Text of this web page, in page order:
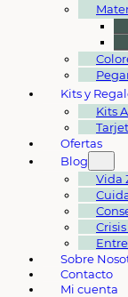
Kits y
Kits
Ofertas
Blog
Vida
Sobre
Contacto
Mi cuenta